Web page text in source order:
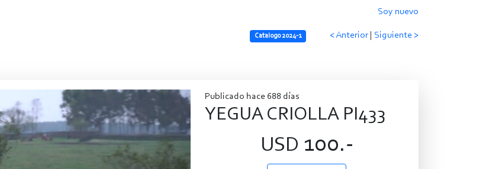
Soy nuevo
Catalogo 2024-1 < Anterior Siguiente >
Publicado hace 688 días
YEGUA CRIOLLA PI433
USD 100.-